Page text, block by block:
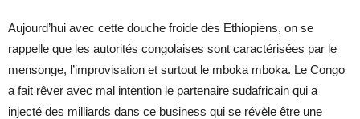
Aujourd’hui avec cette douche froide des Ethiopiens, on se
rappelle que les autorités congolaises sont caractérisées par le
mensonge, l’improvisation et surtout le mboka mboka. Le Congo
a fait rêver avec mal intention le partenaire sudafricain qui a
injecté des milliards dans ce business qui se révèle être une